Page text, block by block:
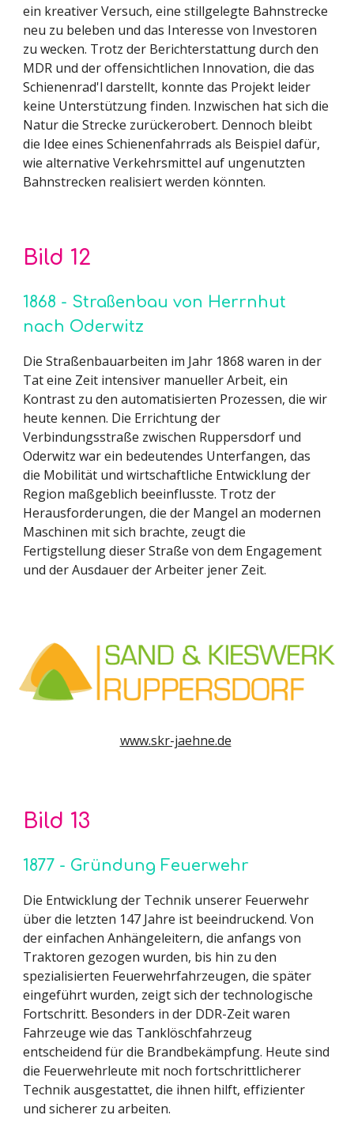
ein kreativer Versuch, eine stillgelegte Bahnstrecke
neu zu beleben und das Interesse von Investoren
zu wecken. Trotz der Berichterstattung durch den
MDR und der offensichtlichen Innovation, die das
Schienenrad'l darstellt, konnte das Projekt leider
keine Unterstützung finden. Inzwischen hat sich die
Natur die Strecke zurückerobert. Dennoch bleibt
die Idee eines Schienenfahrrads als Beispiel dafür,
wie alternative Verkehrsmittel auf ungenutzten
Bahnstrecken realisiert werden könnten.
Bild 12
1868 - Straßenbau von Herrnhut
nach Oderwitz
Die Straßenbauarbeiten im Jahr 1868 waren in der
Tat eine Zeit intensiver manueller Arbeit, ein
Kontrast zu den automatisierten Prozessen, die wir
heute kennen. Die Errichtung der
Verbindungsstraße zwischen Ruppersdorf und
Oderwitz war ein bedeutendes Unterfangen, das
die Mobilität und wirtschaftliche Entwicklung der
Region maßgeblich beeinflusste. Trotz der
Herausforderungen, die der Mangel an modernen
Maschinen mit sich brachte, zeugt die
Fertigstellung dieser Straße von dem Engagement
und der Ausdauer der Arbeiter jener Zeit.
www.skr-jaehne.de
Bild 13
1877 - Gründung Feuerwehr
Die Entwicklung der Technik unserer Feuerwehr
über die letzten 147 Jahre ist beeindruckend. Von
der einfachen Anhängeleitern, die anfangs von
Traktoren gezogen wurden, bis hin zu den
spezialisierten Feuerwehrfahrzeugen, die später
eingeführt wurden, zeigt sich der technologische
Fortschritt. Besonders in der DDR-Zeit waren
Fahrzeuge wie das Tanklöschfahrzeug
entscheidend für die Brandbekämpfung. Heute sind
die Feuerwehrleute mit noch fortschrittlicherer
Technik ausgestattet, die ihnen hilft, effizienter
und sicherer zu arbeiten.